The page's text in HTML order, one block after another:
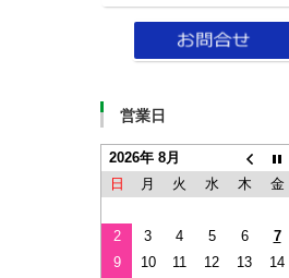
営業日
2026年 8月
日
月 火 水 木 金
2
3 4 5 6 7
9
10 11 12 13 14